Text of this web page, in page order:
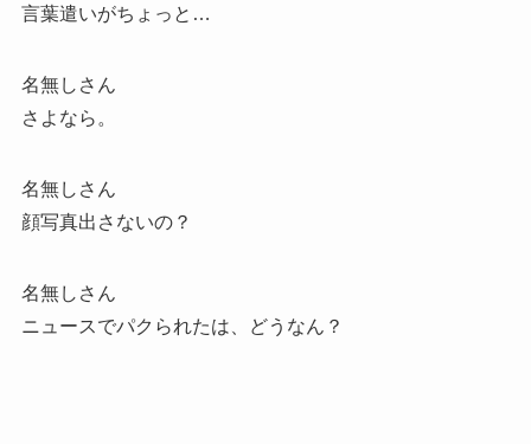
言葉遣いがちょっと…
名無しさん
さよなら。
名無しさん
顔写真出さないの？
名無しさん
ニュースでパクられたは、どうなん？